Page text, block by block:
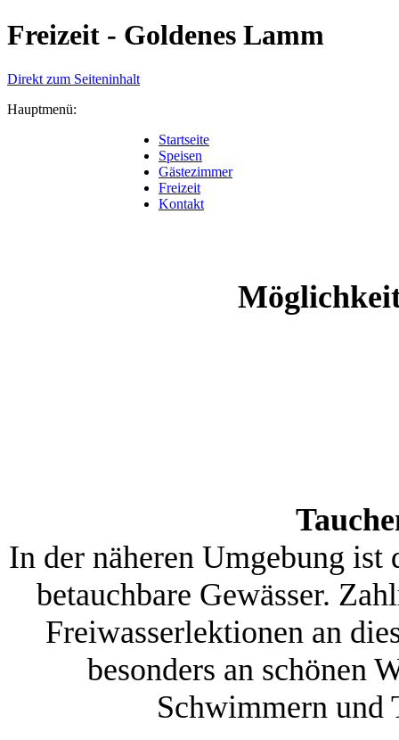
Freizeit - Goldenes Lamm
Direkt zum Seiteninhalt
Hauptmenü:
Startseite
Speisen
Gästezimmer
Freizeit
Kontakt
In der näheren Umgebung ist
betauchbare Gewässer.
Freiwasserlektionen an
besonders an schönen
Schwimmern und